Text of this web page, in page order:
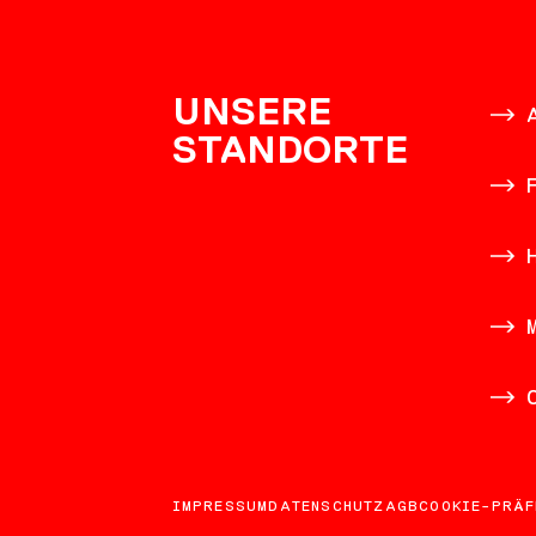
UNSERE
STANDORTE
IMPRESSUMDATENSCHUTZ AGBCOOKIE-